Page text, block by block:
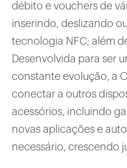
débito e vouchers de
inserindo, deslizando
tecnologia NFC; além
Desenvolvida para ser
constante evolução, a
conectar a outros
acessórios, incluindo
novas aplicações e
necessário, crescendo